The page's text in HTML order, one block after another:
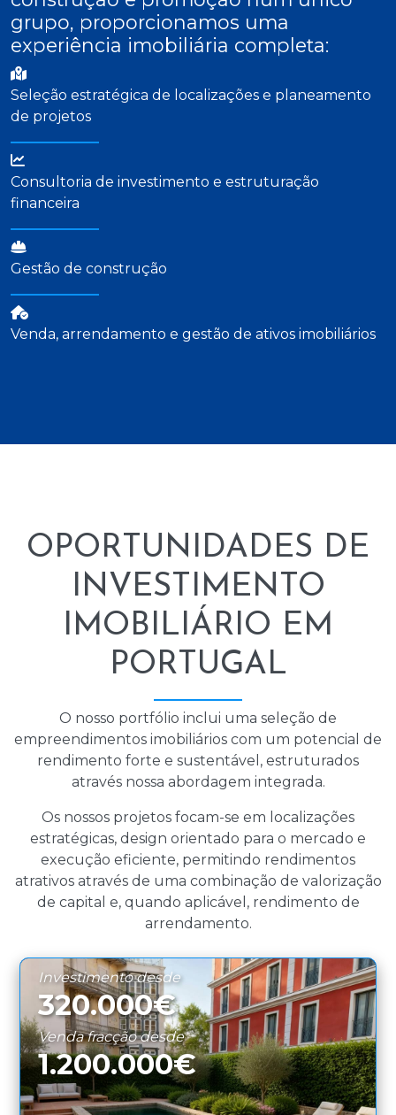
grupo, proporcionamos uma
experiência imobiliária completa:
Seleção estratégica de localizações e planeamento
de projetos
Consultoria de investimento e estruturação
financeira
Gestão de construção
Venda, arrendamento e gestão de ativos imobiliários
OPORTUNIDADES DE
INVESTIMENTO
IMOBILIÁRIO EM
PORTUGAL
O nosso portfólio inclui uma seleção de
empreendimentos imobiliários com um potencial de
rendimento forte e sustentável, estruturados
através nossa abordagem integrada.
Os nossos projetos focam-se em localizações
estratégicas, design orientado para o mercado e
execução eficiente, permitindo rendimentos
atrativos através de uma combinação de valorização
de capital e, quando aplicável, rendimento de
arrendamento.
Investimento desde
320.000€
Venda fracção desde
1.200.000€